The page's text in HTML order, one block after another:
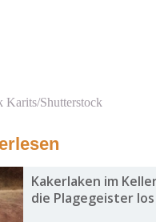
Shutterstock
Kakerlaken im
die Plagegeister los